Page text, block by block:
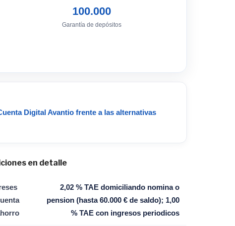
100.000
Garantía de depósitos
Digital Avantio frente a las alternativas
en detalle
2,02 % TAE domiciliando nomina o
pension (hasta 60.000 € de saldo); 1,00
% TAE con ingresos periodicos